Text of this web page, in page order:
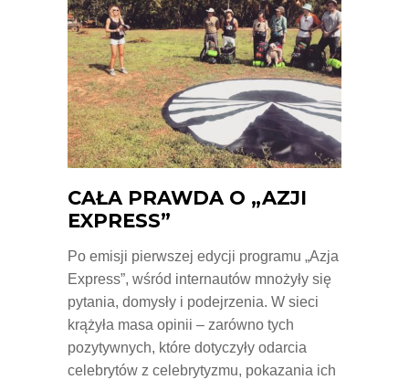
CAŁA PRAWDA O „AZJI
EXPRESS”
Po emisji pierwszej edycji programu „Azja
Express”, wśród internautów mnożyły się
pytania, domysły i podejrzenia. W sieci
krążyła masa opinii – zarówno tych
pozytywnych, które dotyczyły odarcia
celebrytów z celebrytyzmu, pokazania ich